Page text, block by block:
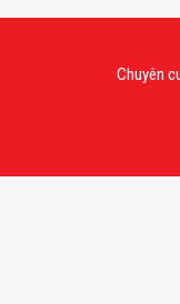
Chuyên cung